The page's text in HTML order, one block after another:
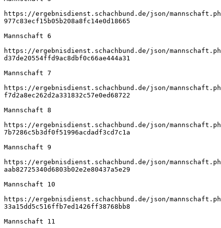
https://ergebnisdienst.schachbund.de/json/
977c83ecf15b05b208a8fc14e0d18665
Mannschaft 6
https://ergebnisdienst.schachbund.de/json/
d37de20554ffd9ac8dbf0c66ae444a31
Mannschaft 7
https://ergebnisdienst.schachbund.de/json/
f7d2a8ec262d2a331832c57e0ed68722
Mannschaft 8
https://ergebnisdienst.schachbund.de/json/
7b7286c5b3df0f51996acdadf3cd7c1a
Mannschaft 9
https://ergebnisdienst.schachbund.de/json/
aab82725340d6803b02e2e80437a5e29
Mannschaft 10
https://ergebnisdienst.schachbund.de/json/
33a15dd5c516ffb7ed1426ff38768bb8
Mannschaft 11